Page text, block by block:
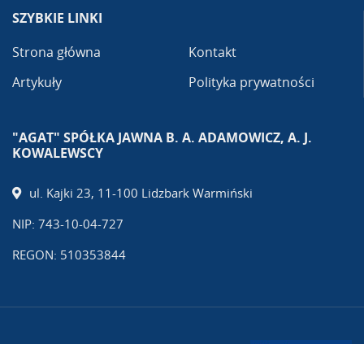
SZYBKIE LINKI
Strona główna
Artykuły
Kontakt
Polityka prywatności
"AGAT" SPÓŁKA JAWNA B. A. ADAMOWICZ, A. J.
KOWALEWSCY
ul. Kajki 23, 11-100 Lidzbark Warmiński
NIP: 743-10-04-727
REGON: 510353844